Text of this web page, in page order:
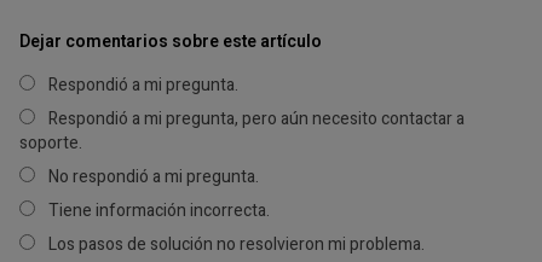
Dejar comentarios sobre este artículo
Respondió a mi pregunta.
Respondió a mi pregunta, pero aún necesito contactar a
soporte.
No respondió a mi pregunta.
Tiene información incorrecta.
Los pasos de solución no resolvieron mi problema.